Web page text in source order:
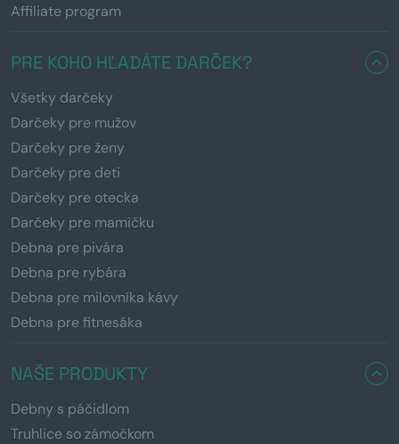
Affiliate program
PRE KOHO HĽADÁTE DARČEK?
Všetky darčeky
Darčeky pre mužov
Darčeky pre ženy
Darčeky pre deti
Darčeky pre otecka
Darčeky pre mamičku
Debna pre pivára
Debna pre rybára
Debna pre milovníka kávy
Debna pre fitnesáka
NAŠE PRODUKTY
Debny s páčidlom
Truhlice so zámočkom